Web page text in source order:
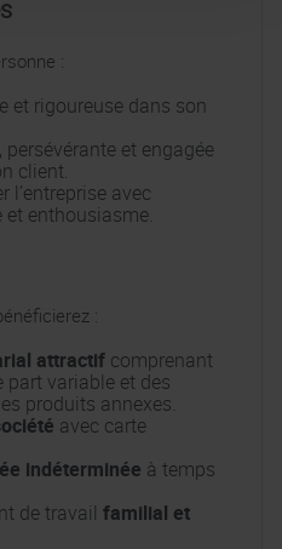
:
et rigoureuse dans son
et engagée
client.
l’entreprise avec
enthousiasme.
:
attractif comprenant
part variable et des
produits annexes.
avec carte
indéterminée à temps
de travail familial et